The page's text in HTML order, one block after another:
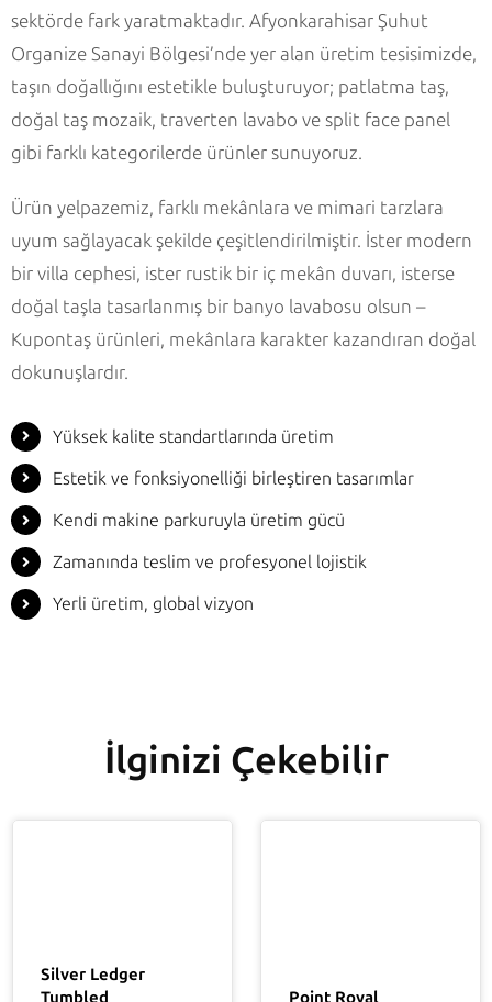
sektörde fark yaratmaktadır. Afyonkarahisar Şuhut
Organize Sanayi Bölgesi’nde yer alan üretim tesisimizde,
taşın doğallığını estetikle buluşturuyor; patlatma taş,
doğal taş mozaik, traverten lavabo ve split face panel
gibi farklı kategorilerde ürünler sunuyoruz.
Ürün yelpazemiz, farklı mekânlara ve mimari tarzlara
uyum sağlayacak şekilde çeşitlendirilmiştir. İster modern
bir villa cephesi, ister rustik bir iç mekân duvarı, isterse
doğal taşla tasarlanmış bir banyo lavabosu olsun –
Kupontaş ürünleri, mekânlara karakter kazandıran doğal
dokunuşlardır.
Yüksek kalite standartlarında üretim
Estetik ve fonksiyonelliği birleştiren tasarımlar
Kendi makine parkuruyla üretim gücü
Zamanında teslim ve profesyonel lojistik
Yerli üretim, global vizyon
İlginizi Çekebilir
Silver Ledger
Tumbled
Point Royal